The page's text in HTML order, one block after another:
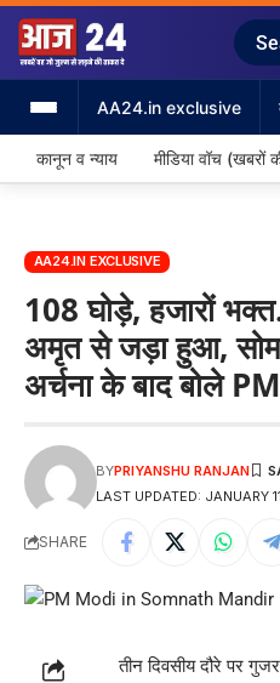
AA24.in exclusive
कानून व न्याय मीडिया वॉच (खबरों
AA24.IN EXCLUSIVE
108 घोड़े, हजारों
अमृत से जड़ा हुआ,
अर्चना के बाद बोले PM
LAST UPDATED: JANUARY
BYPRIYANSHU RANJAN
SHARE
तीन दिवसीय दौरे पर